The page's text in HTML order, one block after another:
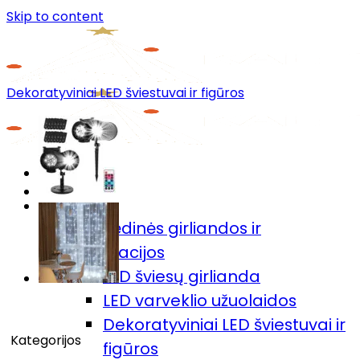
Skip to content
Menu
Prekių katalogas
🎄Kalėdinės girliandos ir
dekoracijos
LED šviesų girlianda
LED varveklio užuolaidos
Dekoratyviniai LED šviestuvai ir
figūros
Dekoratyviniai LED šviestuvai ir figūros
Kategorijos